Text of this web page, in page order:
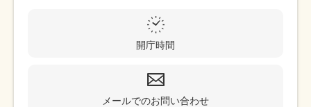
開庁時間
メールでのお問い合わせ